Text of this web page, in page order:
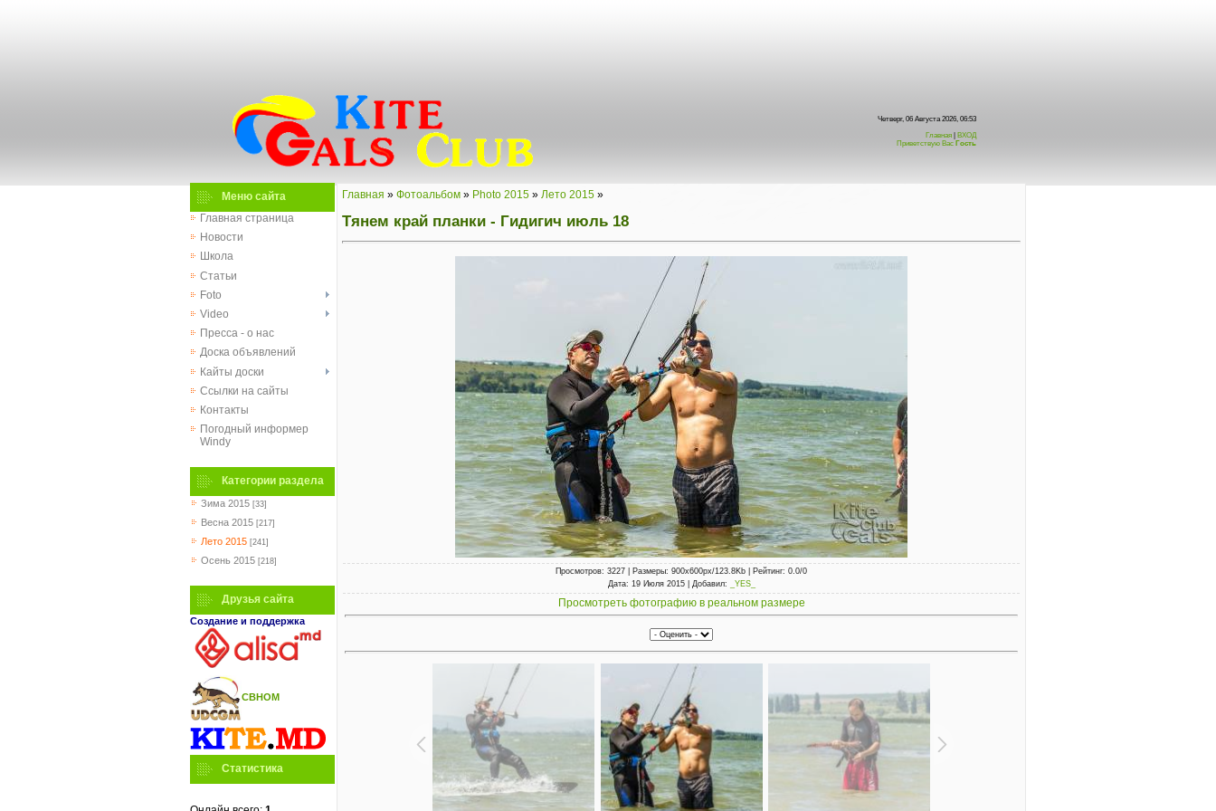
Четверг, 06 Августа 2026, 06:53
Главная
ВХОД
Приветствую Вас Гость
Меню сайта
Главная страница
Новости
Школа
Статьи
Foto
Video
Пресса - о нас
Доска объявлений
Кайты доски
Ссылки на сайты
Контакты
Погодный информер
Windy
Категории раздела
Зима 2015 [33]
Весна 2015 [217]
Лето 2015 [241]
Осень 2015 [218]
Друзья сайта
Создание и поддержка
СВНОМ
Статистика
Главная » Фотоальбом » Photo 2015 » Лето 2015 »
Тянем край планки - Гидигич июль 18
Просмотров: 3227 | Размеры: 900x600px/123.8Kb | Рейтинг: 0.0/0
Дата: 19 Июля 2015 | Добавил: _YES_
Просмотреть фотографию в реальном размере